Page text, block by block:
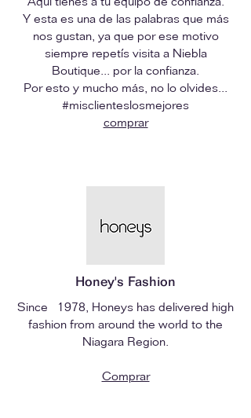
Y esta es una de las palabras que más
nos gustan, ya que por ese motivo
siempre repetís visita a Niebla
Boutique... por la confianza.
Por esto y mucho más, no lo olvides...
#misclienteslosmejores
comprar
Honey's Fashion
Since 1978, Honeys has delivered high
fashion from around the world to the
Niagara Region.
Comprar